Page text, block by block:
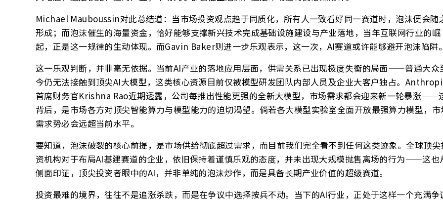
Michael Mauboussin对此总结道：当市场投资观点趋于同质化，所有人一致看好同一赛道时，泡沫便会随
形成；而泡沫催生的海量资金，恰好能够支撑新兴技术完成基础设施建设与产业落地，当年互联网行业的崛
起，正是这一规律的生动体现。而Gavin Baker则进一步乐观表示，这一次，AI赛道或许能够避开泡沫陷阱
这一乐观判断，并非毫无依据。当前AI产业的落地应用层面，供需关系已出现极度失衡的局面——普通大众
今仍无法接触到顶尖AI大模型，这类核心资源目前仅被模型研发团队内部人员及企业大客户独占。
首席财务官Krishna Rao近期透露，公司每推出性能更强的全新大模型，市场需求都会迎来新一轮暴涨——
背后，是市场各方对顶尖智能算力与模型能力的迫切渴望。倘若各大模型实验室全面开放最强算力模型，市
需求势必会远超当前水平。
要知道，泡沫破裂的核心前提，是市场供给彻底超过需求，而目前我们完全看不到任何这类迹象。全球顶尖
资机构对于布局AI基建赛道的企业，依旧保持着谨慎乐观的态度，并未出现大规模抛售离场的行为——这也
侧面印证，顶尖投资者眼中的AI，并非单纯的泡沫炒作，而是具备长期产业价值的超级赛道。
投资最难的境界，往往不是追涨杀跌，而是在争议中选择按兵不动。当下的AI行业，正处于这样一个充满争